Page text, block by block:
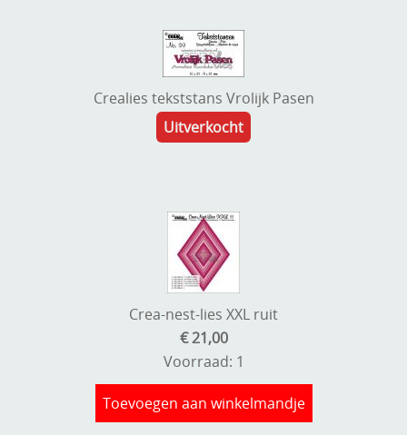
Crealies tekststans Vrolijk Pasen
Uitverkocht
Crea-nest-lies XXL ruit
€ 21,00
Voorraad: 1
Toevoegen aan winkelmandje